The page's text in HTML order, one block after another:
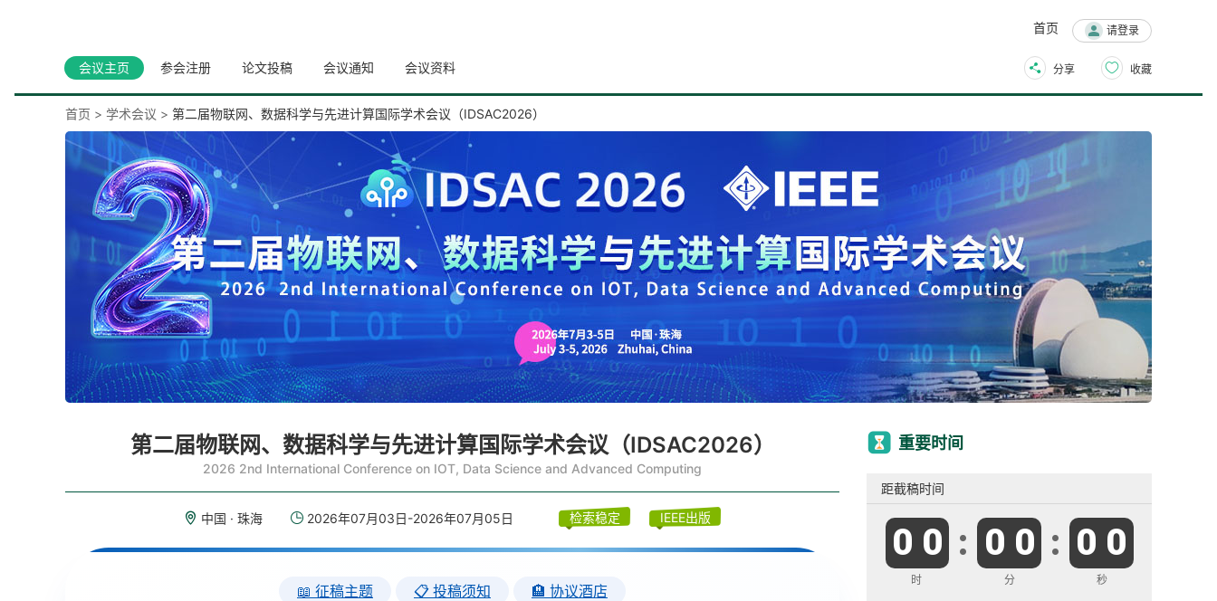
会议主页 参会注册 论文投稿 会议通知 会议资料
首页 请登录
分享 收藏
首页 > 学术会议 > 第二届物联网、数据科学与先进计算国际学术会议（IDSAC2026）
第二届物联网、数据科学与先进计算国际学术会议（IDSAC2026）
2026 2nd International Conference on IOT, Data Science and Advanced Computing
中国 · 珠海 2026年07月03日-2026年07月05日 检索稳定 IEEE出版
📖 征稿主题 📋 投稿须知 🏨 协议酒店
重要时间
距截稿时间
0 0 : 0 0 : 0 0
时 分 秒